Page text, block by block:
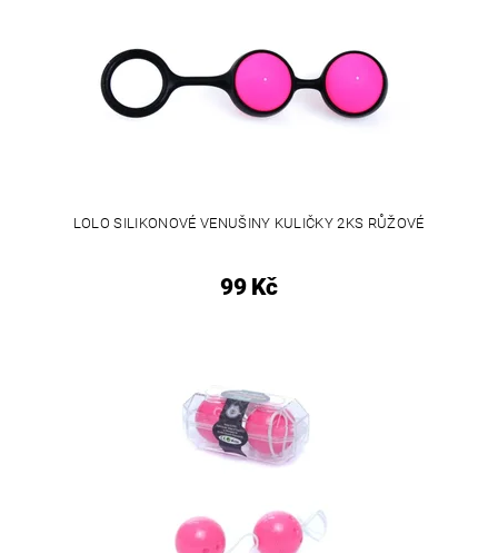
LOLO SILIKONOVÉ VENUŠINY KULIČKY 2KS RŮŽOVÉ
99 Kč